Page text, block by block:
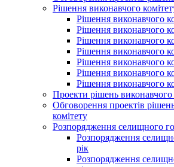
Рішення виконавчого
Рішення виконавчого
Рішення виконавчого
Рішення виконавчого
Рішення виконавчого
Рішення виконавчого
Рішення виконавчого
Рішення виконавчого
Проекти рішень виконавчого
Обговорення проектів
комітету
Розпорядження селищного
Розпорядження
рік
Розпорядження